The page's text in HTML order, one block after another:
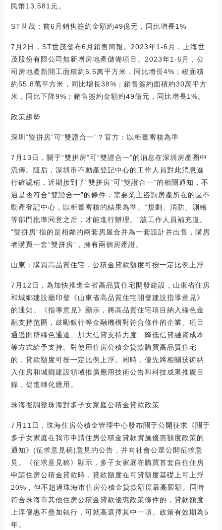
民幣13,581元。
ST世茂：前6月銷售簽約金額約49億元，同比增長1%
7月2日，ST世茂發布6月銷售簡報。2023年1-6月，上海世
茂股份有限公司無新增房地產儲備項目。2023年1-6月，公
司房地產新開工面積約5.5萬平方米，同比增長4%；竣面積
約55.8萬平方米，同比增長38%；銷售簽約面積約30萬平方
米，同比下降9%；銷售簽約金額約49億元，同比增長1%。
政策趨勢
深圳“雙拼房”可“雙證合一”？官方：以柜臺審核為準
7月13日，關于“雙拼房”可“雙證合一”的消息在深圳房產圈中
流傳。隨后，深圳市不動產登記中心的工作人員對此消息進
行確認稱，近期接到了“雙拼房”可“雙證合一”的相關通知，不
過是否符合“雙證合一”的條件，需要業主咨詢房產所在的區不
動產登記中心，以柜臺審核的結果為準。“規劃、消防、測繪
等部門批準同意之后，才能進行辦理。”該工作人員補充道。
“雙拼房”指的是相鄰的兩套房屋合并為一套設計并出售，購房
者購買一套“雙拼房”，擁有兩個房產證。
山東：購買高品質住宅，公積金貸款額度可按一定比例上浮
7月12日，為加快推進全省高品質住宅開發建設，山東省住房
和城鄉建設廳印發《山東省高品質住宅開發建設指導意見》
的通知。《指導意見》顯示，將高品質住宅項目納入綠色金
融支持范圍，鼓勵銀行等金融機構對符合條件的企業、項目
通過開辟綠色通道、加大信貸支持力度、降低信貸融資成本
等方式給予支持。對使用住房公積金貸款購買高品質住宅
的，貸款額度可按一定比例上浮。同時，優先將相關技術納
入住房和城鄉建設領域推廣應用技術公告和科技成果推廣目
錄，促進轉化應用。
珠海擬調整珠海對多子女家庭公積金貸款政策
7月11日，珠海住房公積金管理中心發布關于公開征求《關于
多子女家庭在我市申請住房公積金貸款實施優惠額度政策的
通知》(征求意見稿)意見的公告，并向社會公眾公開征求意
見。《征求意見稿》顯示，多子女家庭在購買首套自住住房
申請住房公積金貸款時，貸款額度在可貸額度基礎上可上浮
20%，但不超過珠海市住房公積金貸款額度最高限額。同時
符合珠海市其他住房公積金貸款優惠政策條件的，貸款額度
上浮優惠不疊加執行，可就高選擇其中一項。政策有效期為5
年。